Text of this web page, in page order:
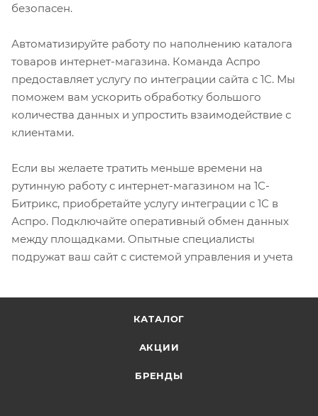
безопасен.
Автоматизируйте работу по наполнению каталога
товаров интернет-магазина. Команда Аспро
предоставляет услугу по интеграции сайта с 1С. Мы
поможем вам ускорить обработку большого
количества данных и упростить взаимодействие с
клиентами.
Если вы желаете тратить меньше времени на
рутинную работу с интернет-магазином на 1С-
Битрикс, приобретайте услугу интеграции с 1С в
Аспро. Подключайте оперативный обмен данных
между площадками. Опытные специалисты
подружат ваш сайт с системой управления и учета
КАТАЛОГ
АКЦИИ
БРЕНДЫ